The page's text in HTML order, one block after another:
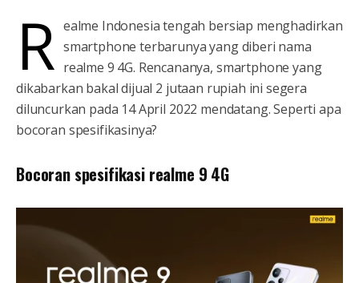
r ealme Indonesia tengah bersiap menghadirkan
smartphone terbarunya yang diberi nama
realme 9 4G. Rencananya, smartphone yang
dikabarkan bakal dijual 2 jutaan rupiah ini segera
diluncurkan pada 14 April 2022 mendatang. Seperti apa
bocoran spesifikasinya?
Bocoran spesifikasi realme 9 4G